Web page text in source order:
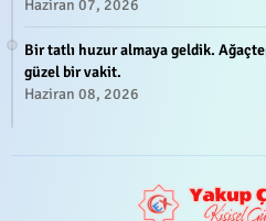
Haziran 07, 2026
Bir tatlı huzur almaya geldik.
güzel bir vakit.
Haziran 08, 2026